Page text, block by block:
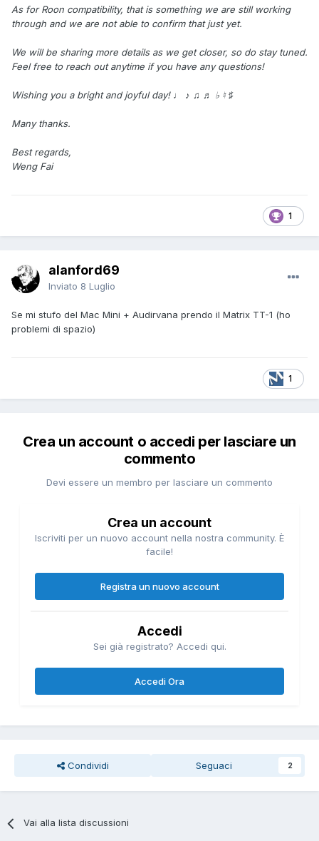
As for Roon compatibility, that is something we are still working
through and we are not able to confirm that just yet.
We will be sharing more details as we get closer, so do stay tuned.
Feel free to reach out anytime if you have any questions!
Wishing you a bright and joyful day! ♩ ♪ ♫ ♬ ♭ ♮ ♯
Many thanks.
Best regards,
Weng Fai
1
alanford69
Inviato 8 Luglio
Se mi stufo del Mac Mini + Audirvana prendo il Matrix TT-1 (ho
problemi di spazio)
1
Crea un account o accedi per lasciare un
commento
Devi essere un membro per lasciare un commento
Crea un account
Iscriviti per un nuovo account nella nostra community. È
facile!
Registra un nuovo account
Accedi
Sei già registrato? Accedi qui.
Accedi Ora
Condividi Seguaci 2
Vai alla lista discussioni